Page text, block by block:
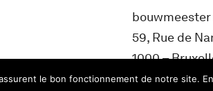
59, Rue de
1000 –
Belgique
le bon fonctionnement de notre site.